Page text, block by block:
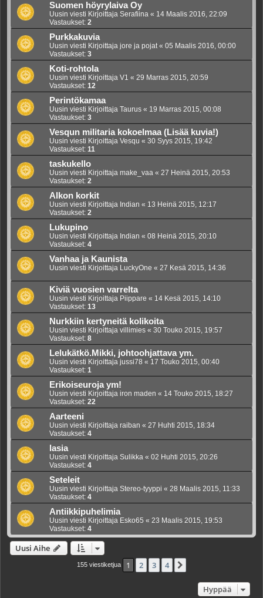
Suomen höyrylaiva Oy
Uusin viesti Kirjoittaja Serafiina « 14 Maalis 2016, 22:09
Vastaukset: 2
Purkkakuvia
Uusin viesti Kirjoittaja jore ja pojat« 05 Maalis 2016, 00:00
Vastaukset: 3
Koti-rohtola
Uusin viesti Kirjoittaja V1 « 29 Marras 2015, 20:59
Vastaukset: 12
Perintökamaa
Uusin viesti Kirjoittaja Taurus « 19 Marras 2015, 00:08
Vastaukset: 3
Vesqun militaria kokoelmaa (Lisää kuvia!)
Uusin viesti Kirjoittaja Vesqu « 30 Syys 2015, 19:42
Vastaukset: 11
taskukello
Uusin viesti Kirjoittaja make_vaa « 27 Heinä 2015, 20:53
Vastaukset: 2
Alkon korkit
Uusin viesti Kirjoittaja Indian « 13 Heinä 2015, 12:17
Vastaukset: 2
Lukupino
Uusin viesti Kirjoittaja Indian « 08 Heinä 2015, 20:10
Vastaukset: 4
Vanhaa ja Kaunista
Uusin viesti Kirjoittaja LuckyOne « 27 Kesä 2015, 14:36
Kiviä vuosien varrelta
Uusin viesti Kirjoittaja Piippare « 14 Kesä 2015, 14:10
Vastaukset: 13
Nurkkiin kertyneitä kolikoita
Uusin viesti Kirjoittaja villimies « 30 Touko 2015, 19:57
Vastaukset: 8
Lelukätkö.Mikki, johtoohjattava ym.
Uusin viesti Kirjoittaja jussi78 « 17 Touko 2015, 00:40
Vastaukset: 1
Erikoiseuroja ym!
Uusin viesti Kirjoittaja iron maden « 14 Touko 2015, 18:27
Vastaukset: 22
Aarteeni
Uusin viesti Kirjoittaja raiban « 27 Huhti 2015, 18:34
Vastaukset: 4
lasia
Uusin viesti Kirjoittaja Sulikka « 02 Huhti 2015, 20:26
Vastaukset: 4
Seteleit
Uusin viesti Kirjoittaja Stereo-tyyppi « 28 Maalis 2015, 11:33
Vastaukset: 4
Antiikkipuhelimia
Uusin viesti Kirjoittaja Esko65 « 23 Maalis 2015, 19:53
Vastaukset: 4
Uusi Aihe
155 viestiketjua 1 2 3 4
Hyppää